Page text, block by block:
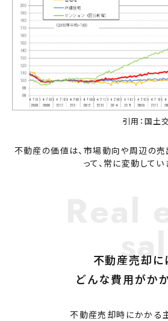
引用：国土
不動産の価値は、市場動向や周辺の
って、常に変動してい
不動産売却に
どんな費用がか
不動産売却時にかかる